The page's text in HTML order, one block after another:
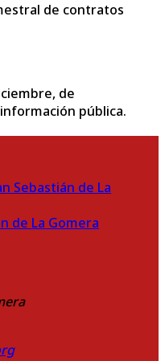
de contratos
de
pública.
de La Gomera